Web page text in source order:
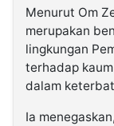
Menurut Om
merupakan
lingkungan
terhadap
dalam
Ia